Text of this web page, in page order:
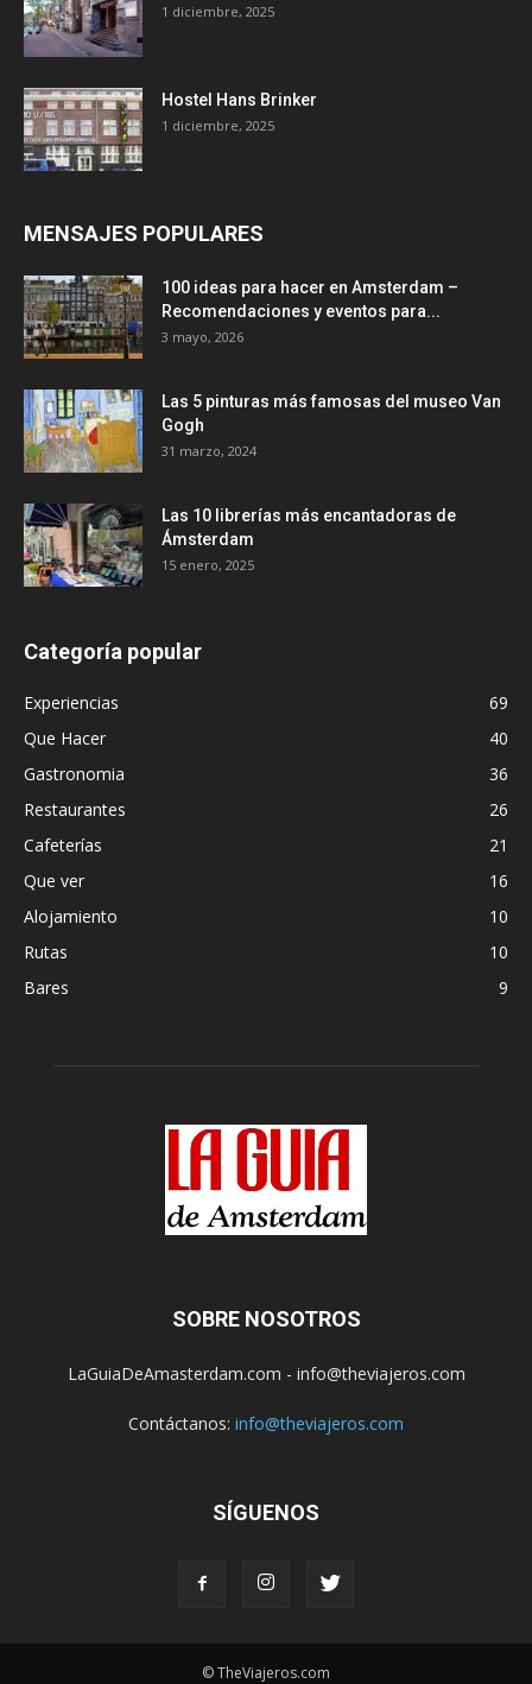
1 diciembre, 2025
Hostel Hans Brinker
1 diciembre, 2025
MENSAJES POPULARES
100 ideas para hacer en Amsterdam –
Recomendaciones y eventos para...
3 mayo, 2026
Las 5 pinturas más famosas del museo Van
Gogh
31 marzo, 2024
Las 10 librerías más encantadoras de
Ámsterdam
15 enero, 2025
Categoría popular
Experiencias
69
Que Hacer
40
Gastronomia
36
Restaurantes
26
Cafeterías
21
Que ver
16
Alojamiento
10
Rutas
10
Bares
9
SOBRE NOSOTROS
LaGuiaDeAmasterdam.com - info@theviajeros.com
Contáctanos: info@theviajeros.com
SÍGUENOS
© TheViajeros.com